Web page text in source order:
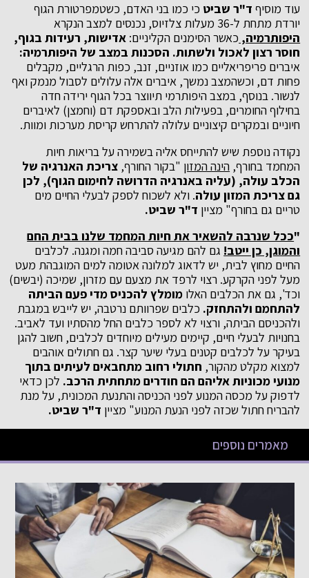
עוד מוסיף ד"ר שביט כי כמו בני האדם, כשטמפרטורת הגוף
יורדת מתחת ל-36 מעלות צלזיוס, נכנסים למצב הנקרא
היפותרמיה, כאשר הסימנים הקליניים: אדישות, רעידות בגוף,
חוסר רצון לאכול ולשתות. הסכנות במצב של היפותרמיה:
איברים פריפריאליים כמו אוזניים, זנב, כפות הרגליים, מקבלים
פחות דם, וכשהמצב נמשך, איברים אלה עלולים לסבול מנמק ואף
לנשור. בנוסף, במצב היפותרמי תיווצר בכל הגוף ירידה חדה
בחילוף החומרים, בפעילות הלב ובאספקת דם (וחמצן) לאיברים
חיוניים ובמקרים קיצוניים עלולה להתרחש קריסת מערכות ומוות.
נקודה נוספת שיש להתייחס אליה בשמירה על בריאות חיות
המחמד בחורף, הינה המזון "בקור החורף, צריכת האנרגיה של
הכלב עולה, (עליה באנרגיה הדרושה לחימום הגוף), לכן
גם צריכת המזון עולה. ולא לשכוח לספק לבעלי החיים מים
טריים גם בחורף" מציין ד"ר שביט.
"ככל שנרבה להשאיר את חיות המחמד שלנו בבית החם
והמוגן, כן ייטב! גם להם מגיעה סביבה חמה ומגנה. לכלבים
החיים מחוץ לבית, יש לדאוג למלונה אטומה למים המוגבהת מעט
מעל לפני הקרקע. רצוי לרפד את מצעם עם מזרון, שמיכה (יבשים)
וכד', גם את הכלבים האלו מומלץ להכניס מדי פעם הביתה
להתחמם ולהתחזק. כלבים שפרוותם נרטבה, יש לייבש במגבת
ולהכניסם הביתה, ורצוי לא לספר כלבים החל מהסתיו ועד לאביב.
בחנויות לבעלי חיים, קיימים מעילים מיוחדים לכלבים, חשוב להגן
בעיקר על לכלבים קטנים בעלי שיער קצר. גם חתולים אוהבים
למצוא מקלט מהקור, חתולי רחוב מתחבאים לעיתים בתוך
מנועי מכוניות אליהם הם חודרים מתחתית הרכב. לכן כדאי
לדפוק על מכסה המנוע לפני הכניסה והתנעת המכונית, על מנת
להבריח חתול שכזה לפני הנעת המנוע" מציין ד"ר שביט.
מאמרים נוספים